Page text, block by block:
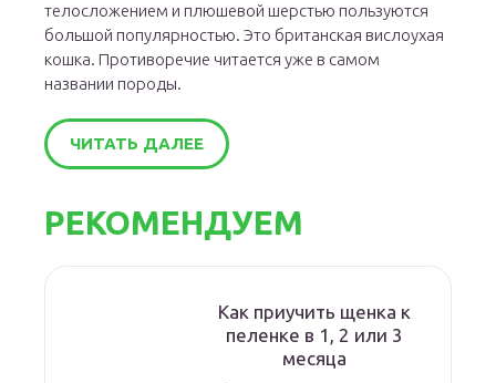
телосложением и плюшевой шерстью пользуются
большой популярностью. Это британская вислоухая
кошка. Противоречие читается уже в самом
названии породы.
ЧИТАТЬ ДАЛЕЕ
РЕКОМЕНДУЕМ
Как приучить щенка к
пеленке в 1, 2 или 3
месяца